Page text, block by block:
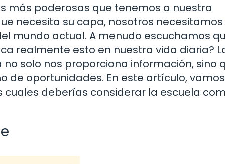
más poderosas que tenemos a nuestra
necesita su capa, nosotros
mundo actual. A menudo escuchamos
realmente esto en nuestra vida diaria?
solo nos proporciona información, sino
de oportunidades. En este artículo,
deberías considerar la escuela